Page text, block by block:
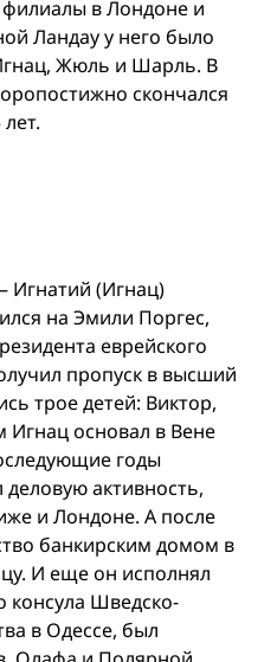
филиалы в Лондоне и
Ландау у него было
Жюль и Шарль. В
скончался
Игнатий (Игнац)
на Эмили Поргес,
еврейского
пропуск в высший
трое детей: Виктор,
Игнац основал в Вене
годы
активность,
и Лондоне. А после
банкирским домом в
И еще он исполнял
консула Шведско-
в Одессе, был